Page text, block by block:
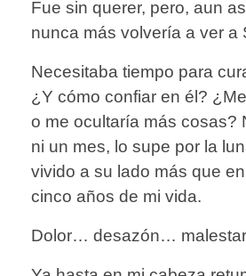
Fue sin querer, pero, aun
nunca más volvería a ver a
Necesitaba tiempo para
¿Y cómo confiar en él?
o me ocultaría más cosas?
ni un mes, lo supe por la
vivido a su lado más que
cinco años de mi vida.
Dolor… desazón…